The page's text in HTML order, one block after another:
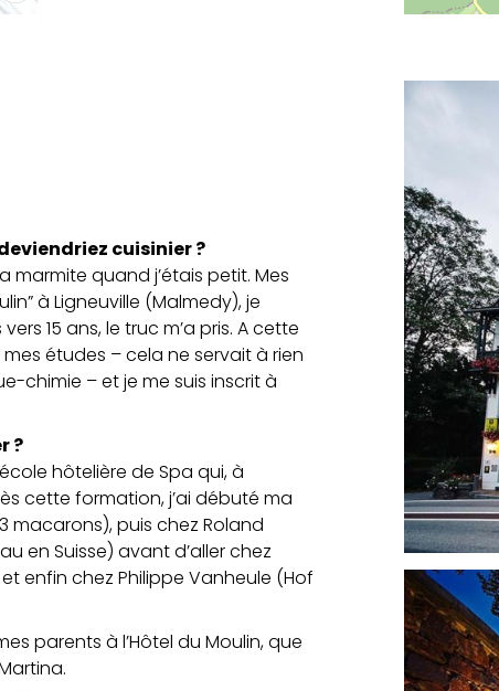
cuisinier ?
marmite quand j’étais petit. Mes
à Ligneuville (Malmedy), je
15 ans, le truc m’a pris. A cette
études – cela ne servait à rien
chimie – et je me suis inscrit à
?
hôtelière de Spa qui, à
cette formation, j’ai débuté ma
macarons), puis chez Roland
en Suisse) avant d’aller chez
enfin chez Philippe Vanheule (Hof
parents à l’Hôtel du Moulin, que